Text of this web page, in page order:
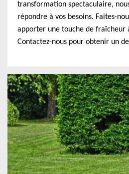
transformation spectaculaire,
répondre à vos besoins. Faites-
apporter une touche de fraîcheur
Contactez-nous pour obtenir un